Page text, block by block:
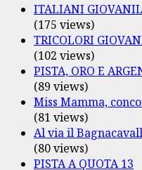
ITALIANI
(175 views)
TRICOLORI
(102 views)
PISTA, ORO E
(89 views)
Miss Mamma,
(81 views)
Al via il
(80 views)
PISTA A QUOTA 13